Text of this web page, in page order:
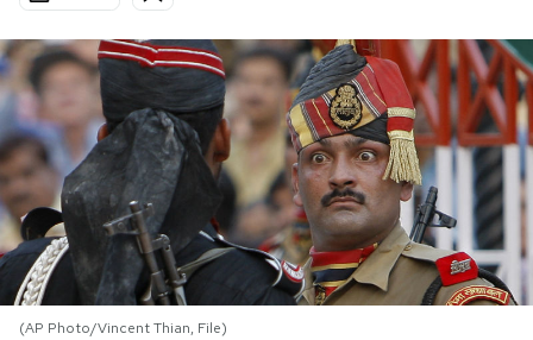
PODCAST
NEWSLETTER
I MIEI PREFERITI
(AP Photo/Vincent Thian, File)